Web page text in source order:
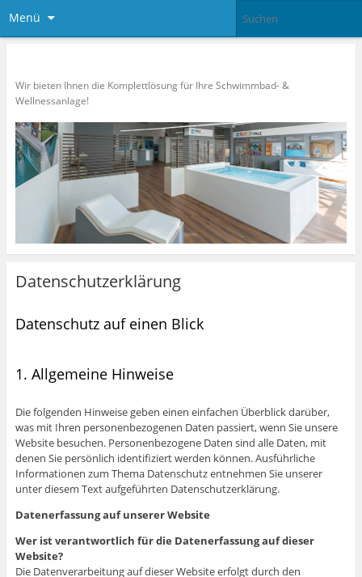
Menü
Wir bieten Ihnen die Komplettlösung für Ihre Schwimmbad- &
Wellnessanlage!
Datenschutzerklärung
Datenschutz auf einen Blick
1. Allgemeine Hinweise
Die folgenden Hinweise geben einen einfachen Überblick darüber,
was mit Ihren personenbezogenen Daten passiert, wenn Sie unsere
Website besuchen. Personenbezogene Daten sind alle Daten, mit
denen Sie persönlich identifiziert werden können. Ausführliche
Informationen zum Thema Datenschutz entnehmen Sie unserer
unter diesem Text aufgeführten Datenschutzerklärung.
Datenerfassung auf unserer Website
Wer ist verantwortlich für die Datenerfassung auf dieser
Website?
Die Datenverarbeitung auf dieser Website erfolgt durch den